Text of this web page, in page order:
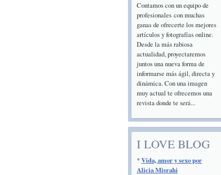
Contamos con un equipo de
profesionales con muchas
ganas de ofrecerte los mejores
artículos y fotografías online.
Desde la más rabiosa
actualidad, proyectaremos
juntos una nueva forma de
informarse más ágil, directa y
dinámica. Con una imagen
muy actual te ofrecemos una
revista donde te será...
I LOVE BLOG
*Vida, amor y sexo por
Alicia Misrahi